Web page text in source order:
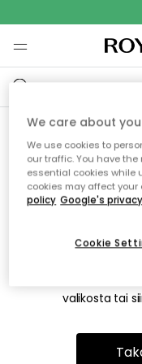
Emme
Tämä voi johtua
on siirretty
valikosta tai
We care about
We use cookies to
our traffic. You have
essential cookies while
cookies may affect your
policy Google's
Cookie